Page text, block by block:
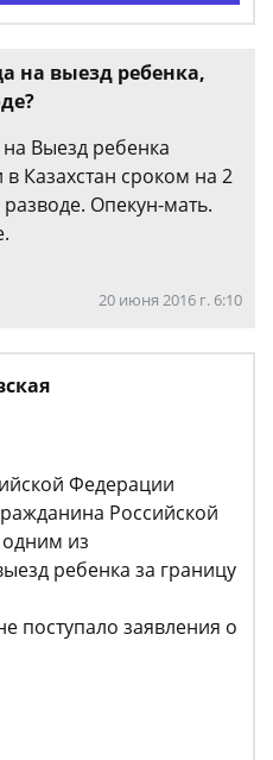
на выезд ребенка,
Выезд ребенка
в Казахстан сроком на 2
Опекун-мать.
20 июня 2016 г. 6:10
Федерации
Российской
из
ребенка за границу
поступало заявления о